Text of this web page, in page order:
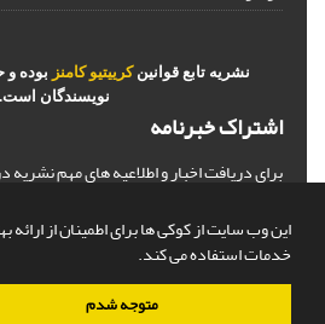
این وب سایت از کوکی ها برای اطمینان از ارائه
خدمات استفاده می کند.
متوجه شدم
نشریه تابع قوانین کرییتیو کامنز بوده و
نویسندگان است.
اشتراک خبرنامه
برای دریافت اخبار و اطلاعیه های مهم